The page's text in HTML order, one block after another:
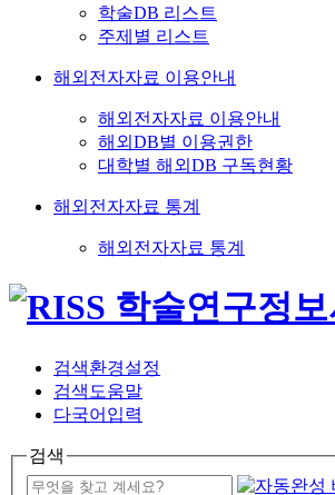
학술DB 리스트
주제별 리스트
해외전자자료 이용안내
해외전자자료 이용안내
해외DB별 이용권한
대학별 해외DB 구독현황
해외전자자료 통계
해외전자자료 통계
검색환경설정
검색도움말
다국어입력
검색